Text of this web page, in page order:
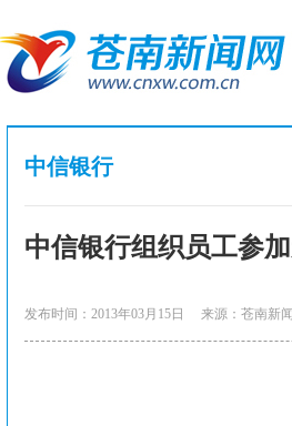
中信银行
中信银行组织员工参
发布时间：2013年03月15日 来源：苍南新